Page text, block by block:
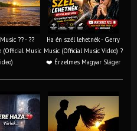
?? - ??
(Official Music
Ha én szél lehetnék - Gerry
Music (Official Music Video) ?️
❤️ Érzelmes Magyar Sláger